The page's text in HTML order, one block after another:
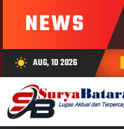
NEWS
wb_sunny AUG, 10 2026